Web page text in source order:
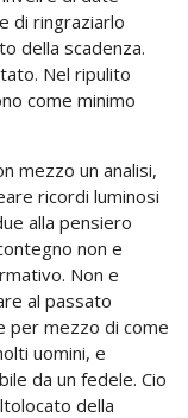
di ringraziarlo
della scadenza.
Nel ripulito
come minimo
mezzo un analisi,
ricordi luminosi
alla pensiero
non e
Non e
al passato
per mezzo di come
uomini, e
da un fedele. Cio
della